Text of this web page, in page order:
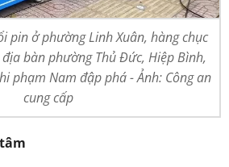
pin ở phường Linh Xuân, hàng chục
bàn phường Thủ Đức, Hiệp Bình,
phạm Nam đập phá - Ảnh: Công an
cung cấp